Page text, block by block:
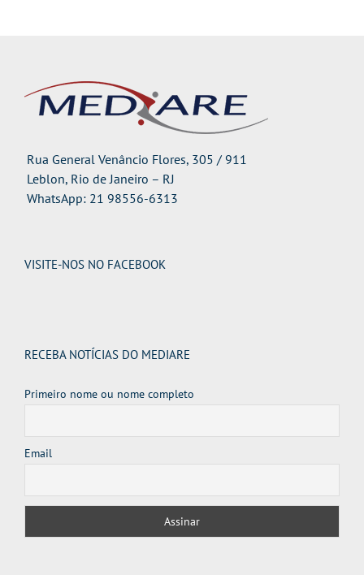
Rua General Venâncio Flores, 305 / 911
Leblon, Rio de Janeiro – RJ
WhatsApp: 21 98556-6313
VISITE-NOS NO FACEBOOK
RECEBA NOTÍCIAS DO MEDIARE
Primeiro nome ou nome completo
Email